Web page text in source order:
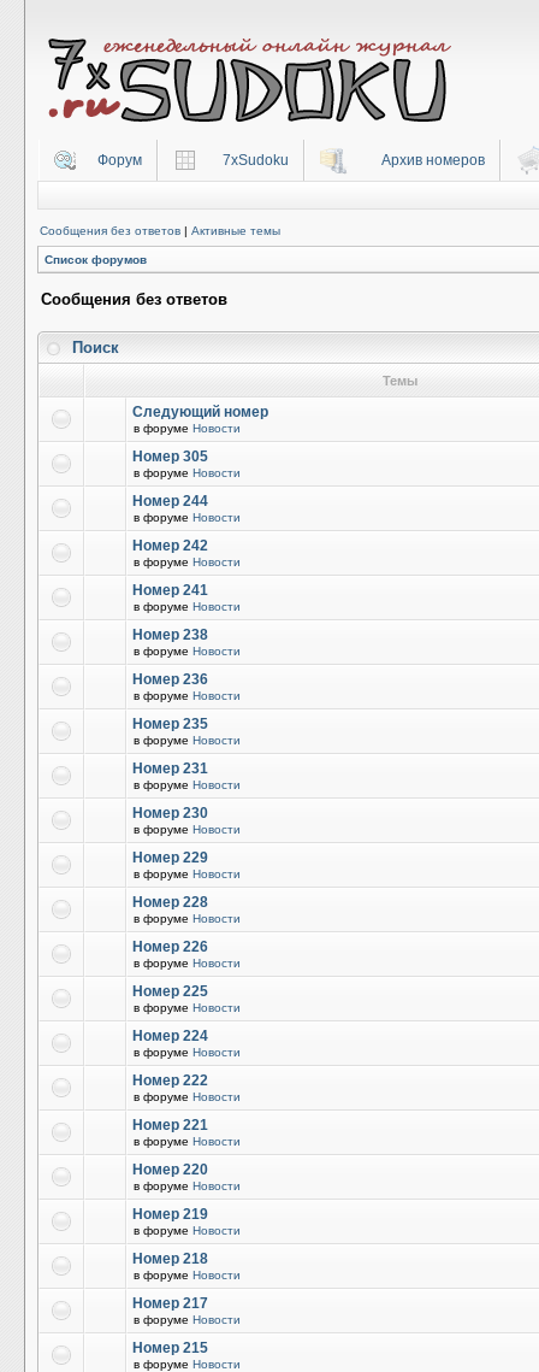
Форум 7xSudoku Архив номеров
Сообщения без ответов | Активные темы
Список форумов
Сообщения без ответов
Поиск
Темы
Следующий номер
в форуме Новости
Номер 305
в форуме Новости
Номер 244
в форуме Новости
Номер 242
в форуме Новости
Номер 241
в форуме Новости
Номер 238
в форуме Новости
Номер 236
в форуме Новости
Номер 235
в форуме Новости
Номер 231
в форуме Новости
Номер 230
в форуме Новости
Номер 229
в форуме Новости
Номер 228
в форуме Новости
Номер 226
в форуме Новости
Номер 225
в форуме Новости
Номер 224
в форуме Новости
Номер 222
в форуме Новости
Номер 221
в форуме Новости
Номер 220
в форуме Новости
Номер 219
в форуме Новости
Номер 218
в форуме Новости
Номер 217
в форуме Новости
Номер 215
в форуме Новости